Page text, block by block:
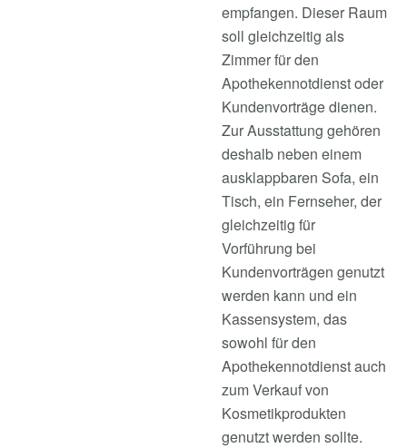
empfangen. Dieser Raum
soll gleichzeitig als
Zimmer für den
Apothekennotdienst oder
Kundenvorträge dienen.
Zur Ausstattung gehören
deshalb neben einem
ausklappbaren Sofa, ein
Tisch, ein Fernseher, der
gleichzeitig für
Vorführung bei
Kundenvorträgen genutzt
werden kann und ein
Kassensystem, das
sowohl für den
Apothekennotdienst auch
zum Verkauf von
Kosmetikprodukten
genutzt werden sollte.